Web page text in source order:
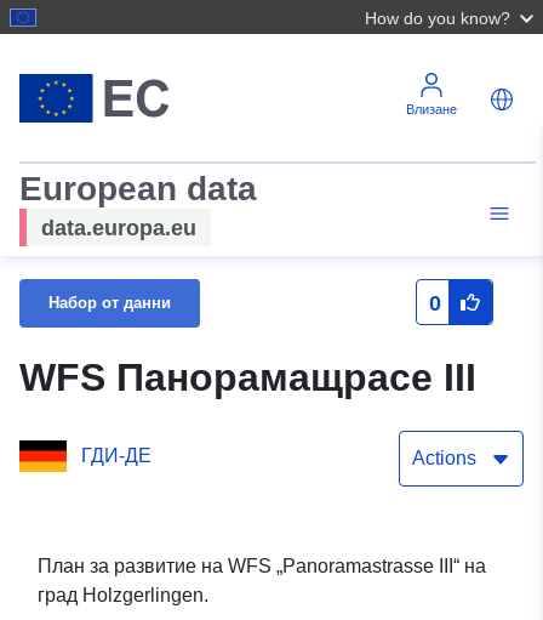
How do you know?
Влизане
European data
data.europa.eu
Набор от данни 0
WFS Панорамащрасе III
ГДИ-ДЕ Actions
План за развитие на WFS „Panoramastrasse III“ на
град Holzgerlingen.